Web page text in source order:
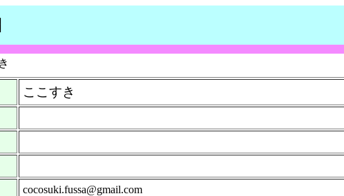
ここすき
cocosuki.fussa@gmail.com